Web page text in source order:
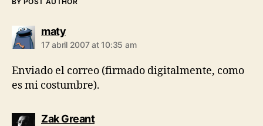
matysays:
17 abril 2007 at 10:35 am
Enviado el correo (firmado digitalmente, como
es mi costumbre).
Zak Greantsays: